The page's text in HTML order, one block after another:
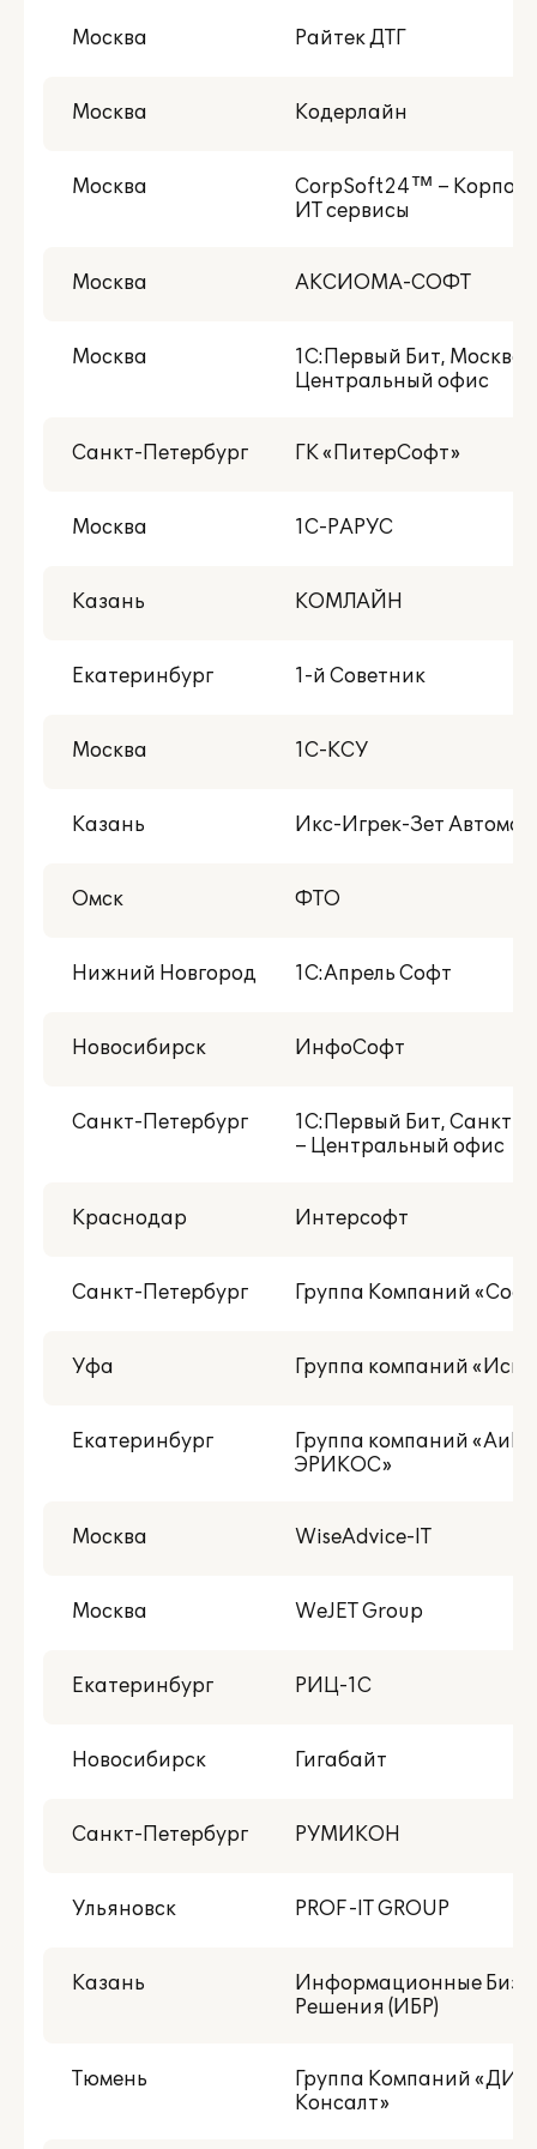
Есть NFR-версия
Со статусом 1С:Центр разработки
Москва Райтек ДТГ
Москва Кодерлайн
Москва
CorpSoft24™ –
ИТ сервисы
Москва АКСИОМА-СОФТ
Москва
1С:Первый Бит, Москва
Центральный офис
Санкт-Петербург ГК «ПитерСофт»
Москва 1С-РАРУС
Казань КОМЛАЙН
Екатеринбург 1-й Советник
Москва 1С-КСУ
Казань Икс-Игрек-Зет
Омск ФТО
Нижний Новгород 1С:Апрель Софт
Новосибирск ИнфоСофт
Санкт-Петербург
1С:Первый Бит, Санкт-
– Центральный офис
Краснодар Интерсофт
Санкт-Петербург Группа Компаний
Уфа Группа компаний
Екатеринбург
Группа компаний «АиБ
ЭРИКОС»
Москва WiseAdvice-IT
Москва WeJET Group
Екатеринбург РИЦ-1С
Новосибирск Гигабайт
Санкт-Петербург РУМИКОН
Ульяновск PROF-IT GROUP
Казань
Информационные
Решения (ИБР)
Тюмень
Группа Компаний
Консалт»